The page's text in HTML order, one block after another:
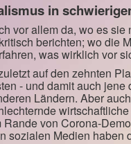
in
vor allem da, wo es sie
berichten; wo die
was wirklich vor
auf den zehnten
- und damit auch jene
Ländern. Aber
von Corona-
sozialen Medien haben